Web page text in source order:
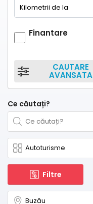
Finantare
CAUTARE
AVANSATA
Ce căutați?
Filtre